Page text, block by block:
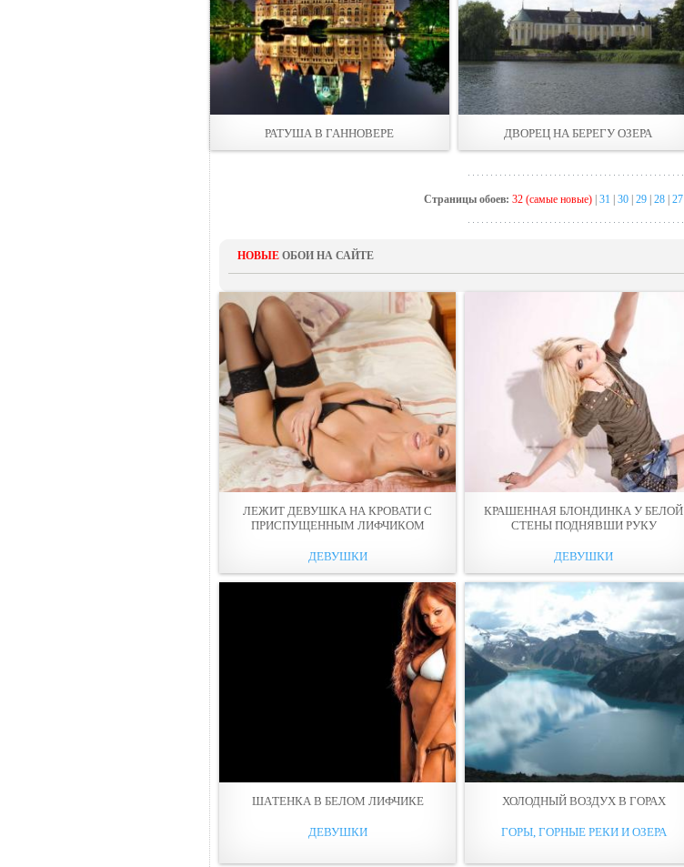
РАТУША В ГАННОВЕРЕ ДВОРЕЦ НА БЕРЕГУ ОЗЕРА
Страницы обоев: 32 (самые новые) 31 30 29 28 27
НОВЫЕ ОБОИ НА САЙТЕ
ЛЕЖИТ ДЕВУШКА НА КРОВАТИ С
ПРИСПУЩЕННЫМ ЛИФЧИКОМ
ДЕВУШКИ
КРАШЕННАЯ БЛОНДИНКА У БЕЛОЙ
СТЕНЫ ПОДНЯВШИ РУКУ
ДЕВУШКИ
ШAТЕНКА В БЕЛОМ ЛИФЧИКЕ
ДЕВУШКИ
ХОЛОДНЫЙ ВОЗДУХ В ГОРАХ
ГОРЫ, ГОРНЫЕ РЕКИ И ОЗЕРА